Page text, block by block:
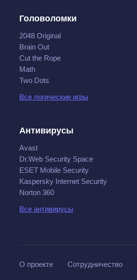
Головоломки
2048 Original
Brain Out
Cut the Rope
Math
Two Dots
Все логические игры
Антивирусы
Avast
Dr.Web Security Space
ESET Mobile Security
Kaspersky Internet Security
Norton 360
Все антивирусы
О проекте Сотрудничество